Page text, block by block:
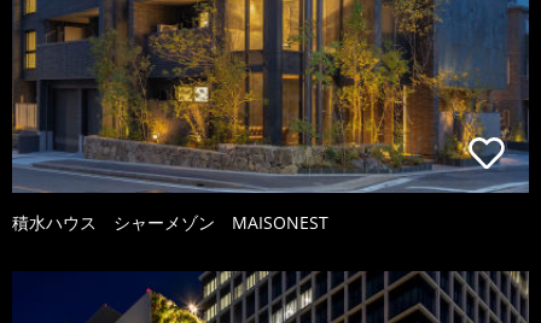
積水ハウス シャーメゾン MAISONEST